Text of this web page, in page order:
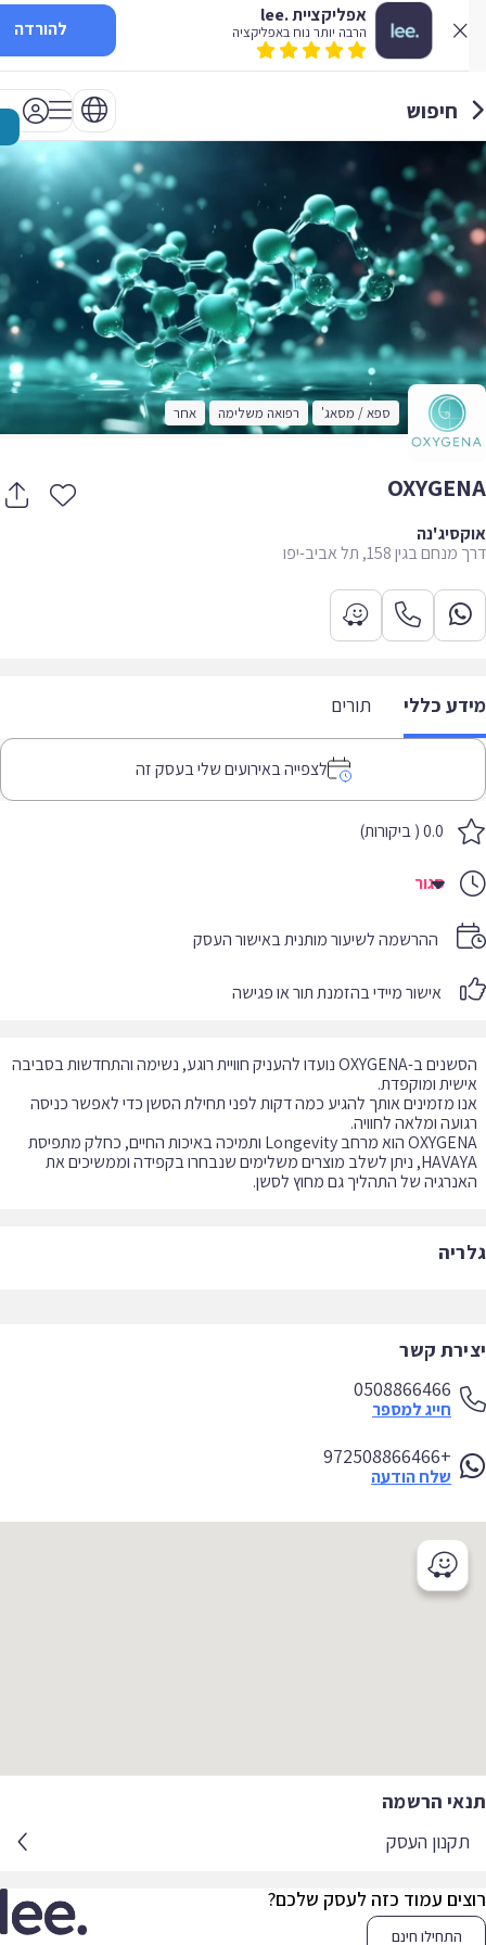
אפליקציית .lee
הרבה יותר נוח באפליקציה להורדה
חיפוש
ספא / מסאג' רפואה משלימה אחר
בגין 158, תל אביב-יפו
כללי תורים
לצפייה באירועים שלי בעסק זה
0.0 ( ביקורות)
סגור
ההרשמה לשיעור מותנית באישור העסק
אישור מיידי בהזמנת תור או פגישה
הסשנים ב-OXYGENA נועדו להעניק חוויית רוגע, נשימה והתחדשות בסביבה
מזמינים אותך להגיע כמה דקות לפני תחילת הסשן כדי לאפשר כניסה
OXYGENA הוא מרחב Longevity ותמיכה באיכות החיים, כחלק מתפיסת
HAVAYA, ניתן לשלב מוצרים משלימים שנבחרו בקפידה וממשיכים את
של התהליך גם מחוץ לסשן.
קשר
0508866466
חייג למספר
+972508866466
שלח הודעה
הרשמה
תקנון העסק
עמוד כזה לעסק שלכם?
התחילו חינם